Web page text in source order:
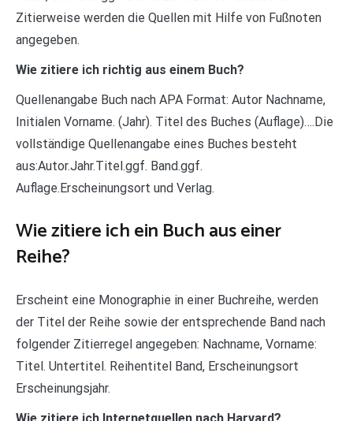
Zitierweise werden die Quellen mit Hilfe von Fußnoten
angegeben.
Wie zitiere ich richtig aus einem Buch?
Quellenangabe Buch nach APA Format: Autor Nachname,
Initialen Vorname. (Jahr). Titel des Buches (Auflage)….Die
vollständige Quellenangabe eines Buches besteht
aus:Autor.Jahr.Titel.ggf. Band.ggf.
Auflage.Erscheinungsort und Verlag.
Wie zitiere ich ein Buch aus einer
Reihe?
Erscheint eine Monographie in einer Buchreihe, werden
der Titel der Reihe sowie der entsprechende Band nach
folgender Zitierregel angegeben: Nachname, Vorname:
Titel. Untertitel. Reihentitel Band, Erscheinungsort
Erscheinungsjahr.